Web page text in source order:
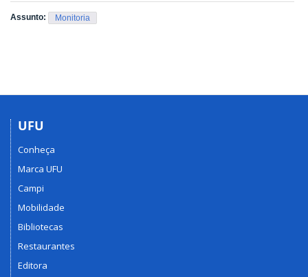
Assunto: Monitoria
UFU
Conheça
Marca UFU
Campi
Mobilidade
Bibliotecas
Restaurantes
Editora